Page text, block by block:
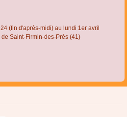
(fin d'après-midi) au lundi 1er avril
Saint-Firmin-des-Près (41)